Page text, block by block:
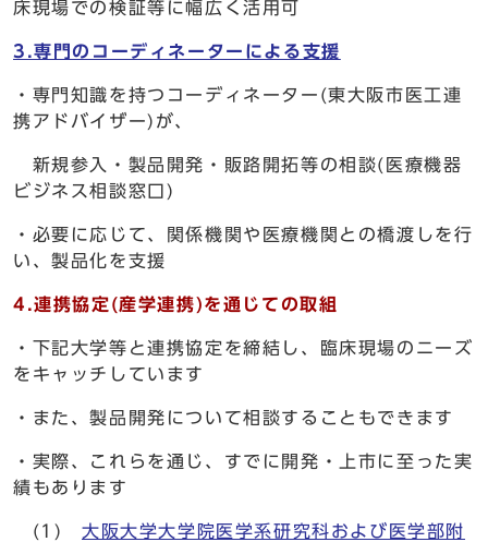
床現場での検証等に幅広く活用可
3.専門のコーディネーターによる支援
・専門知識を持つコーディネーター(東大阪市医工連
携アドバイザー)が、
新規参入・製品開発・販路開拓等の相談(医療機器
ビジネス相談窓口)
・必要に応じて、関係機関や医療機関との橋渡しを行
い、製品化を支援
4.連携協定(産学連携)を通じての取組
・下記大学等と連携協定を締結し、臨床現場のニーズ
をキャッチしています
・また、製品開発について相談することもできます
・実際、これらを通じ、すでに開発・上市に至った実
績もあります
(1) 大阪大学大学院医学系研究科および医学部附